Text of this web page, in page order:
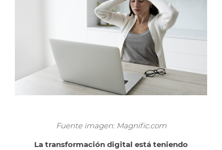
Fuente imagen: Magnific.com
La transformación digital está teniendo